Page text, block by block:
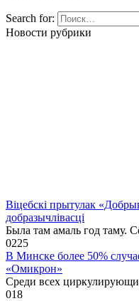
Search for:
Новости рубрики
Віцебскі прытулак
добразычлівасці
Была там амаль год таму.
0225
В Минске более 50%
«Омикрон»
Среди всех
018